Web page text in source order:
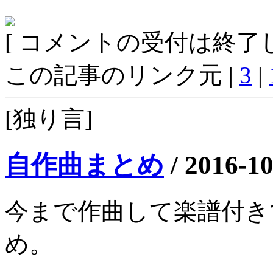
[ コメントの受付は終了
この記事のリンク元 | 3 |
[独り言]
自作曲まとめ / 2016-
今まで作曲して楽譜付
め。